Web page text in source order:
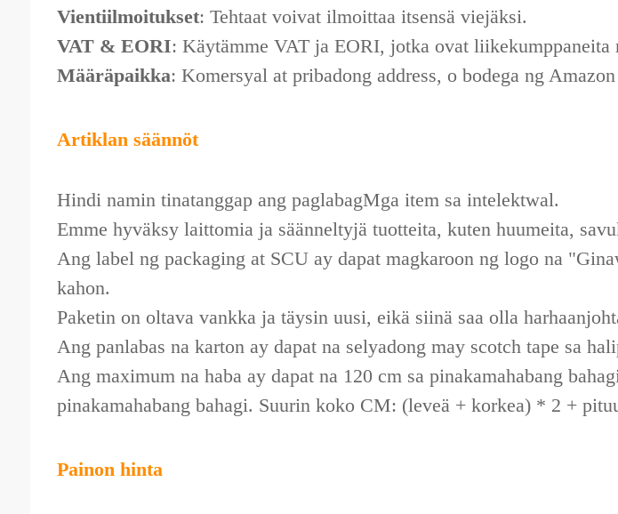
Vientiilmoitukset: Tehtaat voivat ilmoittaa itsensä viejäksi.
VAT & EORI: Käytämme VAT ja EORI, jotka ovat liikekumppaneita
Määräpaikka: Komersyal at pribadong address, o bodega ng
Artiklan säännöt
Hindi namin tinatanggap ang paglabagMga item sa intelektwal.
Emme hyväksy laittomia ja säänneltyjä tuotteita, kuten huumeita,
Ang label ng packaging at SCU ay dapat magkaroon ng logo na
kahon.
Paketin on oltava vankka ja täysin uusi, eikä siinä saa olla
Ang panlabas na karton ay dapat na selyadong may scotch tape sa
Ang maximum na haba ay dapat na 120 cm sa pinakamahabang
pinakamahabang bahagi. Suurin koko CM: (leveä + korkea) * 2 +
Painon hinta